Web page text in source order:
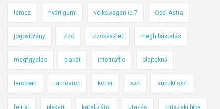
lemez nyári gumi volkswagen id.7 Opel Astra
jogosítvány izzó izzókészlet meghibásodás
megfigyelés plakát intertraffic olajteknő
lerobban ramcatch korlát sx4 suzuki sx4
felirat plakett katalizátor utazás műszaki hiba